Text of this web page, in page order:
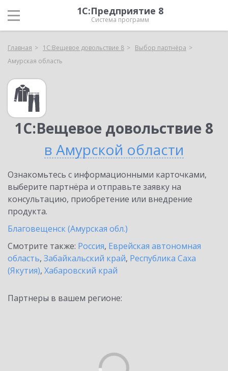
1С:Предприятие 8
Система программ
Главная 1С:Вещевое довольствие 8
Выбор партнёра
Амурская область
1С:Вещевое довольствие 8
в Амурской области
Ознакомьтесь с информационными карточками,
выберите партнёра и отправьте заявку на
консультацию, приобретение или внедрение
продукта.
Благовещенск (Амурская обл.)
Смотрите также: Россия, Еврейская автономная
область, Забайкальский край, Республика Саха
(Якутия), Хабаровский край
Партнеры в вашем регионе: